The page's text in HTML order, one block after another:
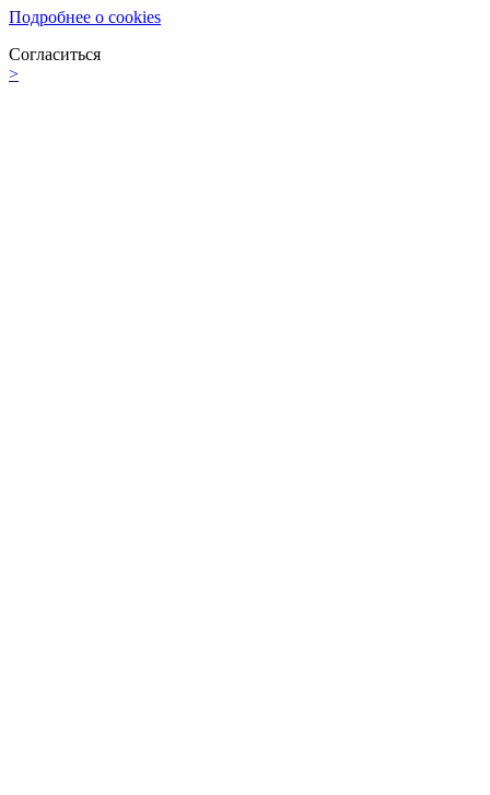
Подробнее о cookies
Согласиться
>